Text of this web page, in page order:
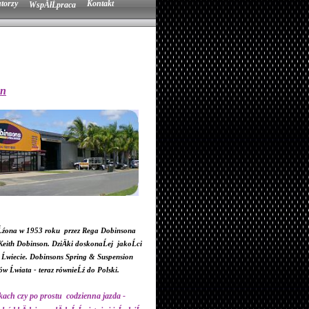
Kontakt
WspĂłĹpraca
w 1953 roku przez Rega Dobinsona
Dobinson. DziÄki doskonaĹej jakoĹci
Dobinsons Spring & Suspension
Ĺwiata - teraz równieĹź do Polski.
czy po prostu codzienna jazda -